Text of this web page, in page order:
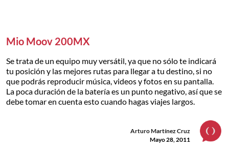
Mio Moov 200MX
Se trata de un equipo muy versátil, ya que no sólo te indicará
tu posición y las mejores rutas para llegar a tu destino, si no
que podrás reproducir música, videos y fotos en su pantalla.
La poca duración de la batería es un punto negativo, así que se
debe tomar en cuenta esto cuando hagas viajes largos.
Arturo Martínez Cruz
Mayo 28, 2011